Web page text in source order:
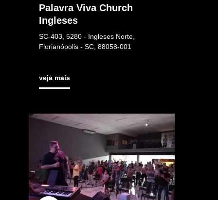
Palavra Viva Church
Ingleses
SC-403, 5280 - Ingleses Norte,
Florianópolis - SC, 88058-001
veja mais